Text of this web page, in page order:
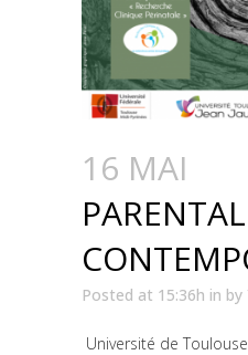
16 MAI
Posted at 15:36h in by
Université de